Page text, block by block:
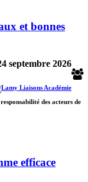
et bonnes
septembre 2026
des acteurs de
efficace